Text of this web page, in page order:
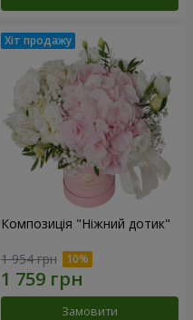
Композиція "Ніжний дотик"
1 954 грн
Замовити